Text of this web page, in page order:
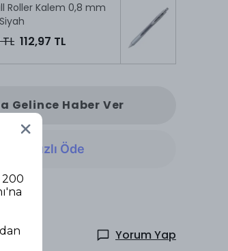
Roller Kalem 0,8 mm
112,97 TL
Gelince Haber Ver
Yorum Yap
200